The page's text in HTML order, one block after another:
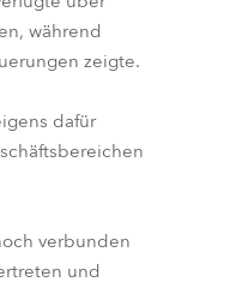
während
zeigte.
dafür
verbunden
und